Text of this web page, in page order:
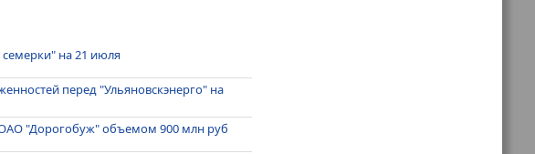
на 21 июля
перед "Ульяновскэнерго" на
ОАО "Дорогобуж" объемом 900 млн руб